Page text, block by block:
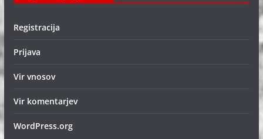
Registracija
Prijava
Vir vnosov
Vir komentarjev
WordPress.org